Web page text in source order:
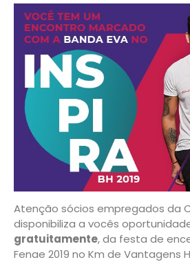
Atenção sócios empregados da
disponibiliza a vocês
gratuitamente, da festa de
Fenae 2019 no Km de Vantagens